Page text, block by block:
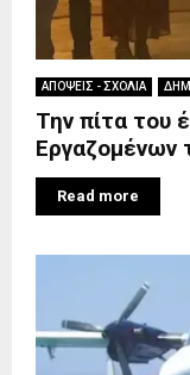
ΑΠΟΨΕΙΣ - ΣΧΟΛΙΑ
Την πίτα του
Εργαζομένων
Read more